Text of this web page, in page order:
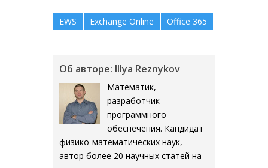
EWS Exchange Online Office 365
Об авторе: Illya Reznykov
Математик,
разработчик
программного
обеспечения. Кандидат
физико-математических наук,
автор более 20 научных статей на